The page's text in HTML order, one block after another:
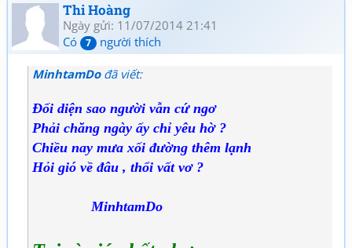
Thi Hoàng
Ngày gửi: 11/07/2014 21:41
Có
7 người thích
MinhtamDođã viết:
Đối diện sao người vẫn cứ ngơ
Phải chăng ngày ấy chỉ yêu hờ ?
Chiều nay mưa xối đường thêm lạnh
Hỏi gió về đâu , thổi vất vơ ?
MinhtamDo